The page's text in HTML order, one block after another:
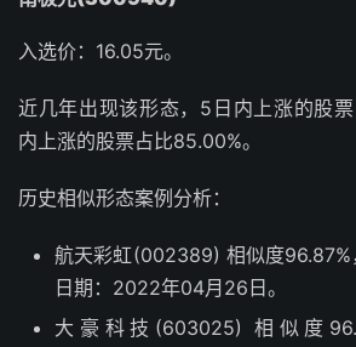
入选价：16.05元。
近几年出现该形态，5日内上涨的股
内上涨的股票占比85.00%。
历史相似形态案例分析：
航天彩虹(002389) 相似度96.87%
日期：2022年04月26日。
大豪科技(603025) 相似度